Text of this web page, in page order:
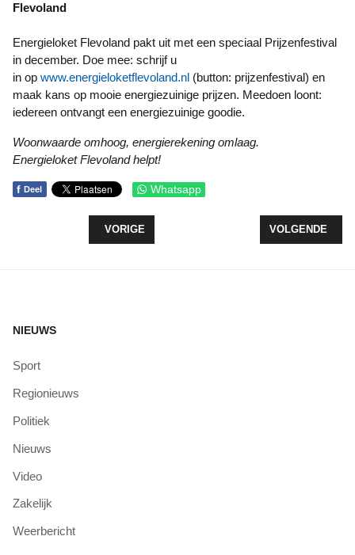
Flevoland
Energieloket Flevoland pakt uit met een speciaal Prijzenfestival
in december. Doe mee: schrijf u
in op www.energieloketflevoland.nl (button: prijzenfestival) en
maak kans op mooie energiezuinige prijzen. Meedoen loont:
iedereen ontvangt een energiezuinige goodie.
Woonwaarde omhoog, energierekening omlaag.
Energieloket Flevoland helpt!
f Deel Whatsapp
VORIG ARTIKEL: TULPENROUTE FLEVOLAND: 10
VORIGE VOLGENDE
VOLGENDE
NIEUWS
Sport
Regionieuws
Politiek
Nieuws
Video
Zakelijk
Weerbericht